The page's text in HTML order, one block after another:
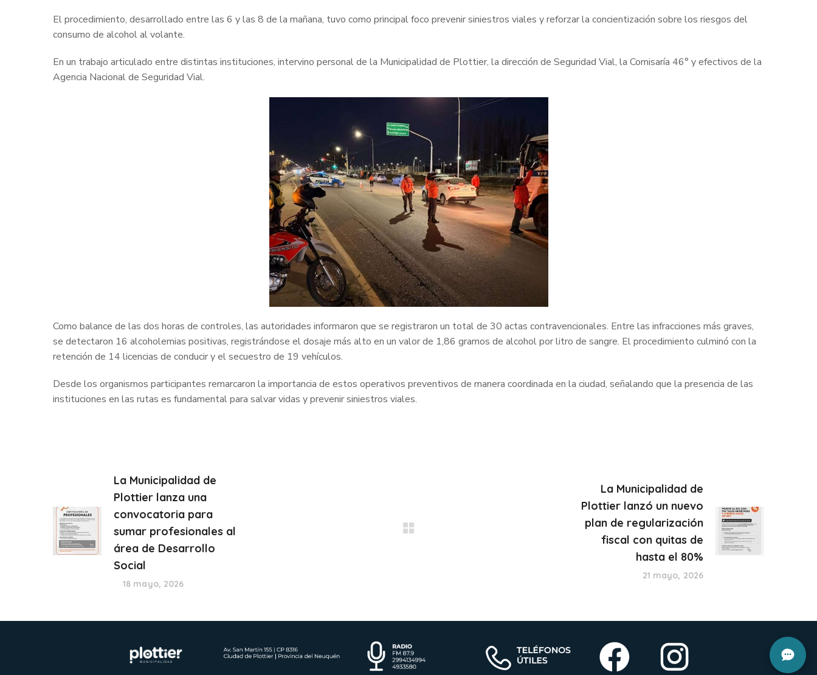
El procedimiento, desarrollado entre las 6 y las 8 de la mañana, tuvo como principal foco prevenir siniestros viales y reforzar la concientización sobre los riesgos del
consumo de alcohol al volante.
En un trabajo articulado entre distintas instituciones, intervino personal de la Municipalidad de Plottier, la dirección de Seguridad Vial, la Comisaría 46° y efectivos de la
Agencia Nacional de Seguridad Vial.
Como balance de las dos horas de controles, las autoridades informaron que se registraron un total de 30 actas contravencionales. Entre las infracciones más graves,
se detectaron 16 alcoholemias positivas, registrándose el dosaje más alto en un valor de 1,86 gramos de alcohol por litro de sangre. El procedimiento culminó con la
retención de 14 licencias de conducir y el secuestro de 19 vehículos.
Desde los organismos participantes remarcaron la importancia de estos operativos preventivos de manera coordinada en la ciudad, señalando que la presencia de las
instituciones en las rutas es fundamental para salvar vidas y prevenir siniestros viales.
La Municipalidad de
Plottier lanza una
convocatoria para
sumar profesionales al
área de Desarrollo
Social
18 mayo, 2026
La Municipalidad de
Plottier lanzó un nuevo
plan de regularización
fiscal con quitas de
hasta el 80%
21 mayo, 2026